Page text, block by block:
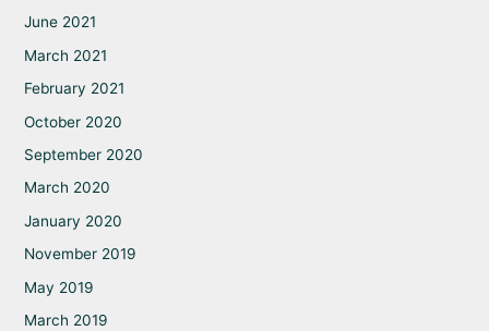
June 2021
March 2021
February 2021
October 2020
September 2020
March 2020
January 2020
November 2019
May 2019
March 2019